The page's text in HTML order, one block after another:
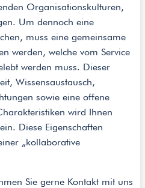
Organisationskulturen,
Um dennoch eine
muss eine gemeinsame
werden, welche vom Service
werden muss. Dieser
Wissensaustausch,
sowie eine offene
wird Ihnen
Diese Eigenschaften
„kollaborative
Sie gerne Kontakt mit uns